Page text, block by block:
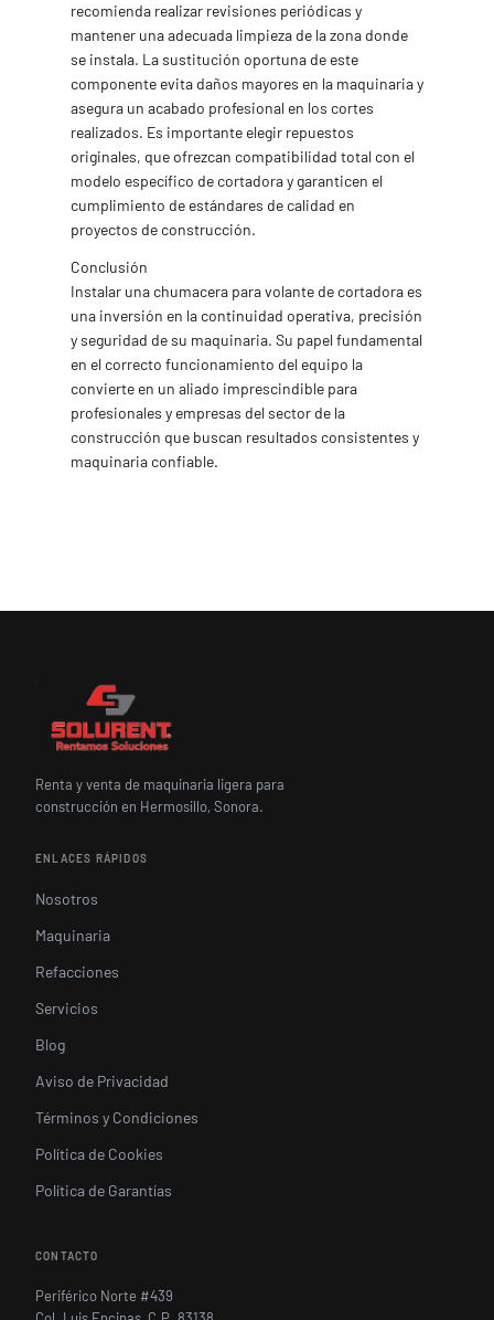
recomienda realizar revisiones periódicas y
mantener una adecuada limpieza de la zona donde
se instala. La sustitución oportuna de este
componente evita daños mayores en la maquinaria y
asegura un acabado profesional en los cortes
realizados. Es importante elegir repuestos
originales, que ofrezcan compatibilidad total con el
modelo específico de cortadora y garanticen el
cumplimiento de estándares de calidad en
proyectos de construcción.
Conclusión
Instalar una chumacera para volante de cortadora es
una inversión en la continuidad operativa, precisión
y seguridad de su maquinaria. Su papel fundamental
en el correcto funcionamiento del equipo la
convierte en un aliado imprescindible para
profesionales y empresas del sector de la
construcción que buscan resultados consistentes y
maquinaria confiable.
Renta y venta de maquinaria ligera para
construcción en Hermosillo, Sonora.
ENLACES RÁPIDOS
Nosotros
Maquinaria
Refacciones
Servicios
Blog
Aviso de Privacidad
Términos y Condiciones
Política de Cookies
Política de Garantías
CONTACTO
Periférico Norte #439